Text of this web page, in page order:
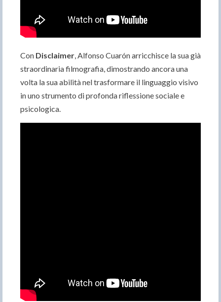
Con Disclaimer, Alfonso Cuarón arricchisce la sua già
straordinaria filmografia, dimostrando ancora una
volta la sua abilità nel trasformare il linguaggio visivo
in uno strumento di profonda riflessione sociale e
psicologica.